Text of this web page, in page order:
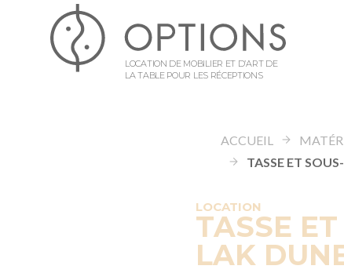
LOCATION DE MOBILIER ET D’ART DE
LA TABLE POUR LES RÉCEPTIONS
ACCUEIL
LOCATION
TASSE
LAK